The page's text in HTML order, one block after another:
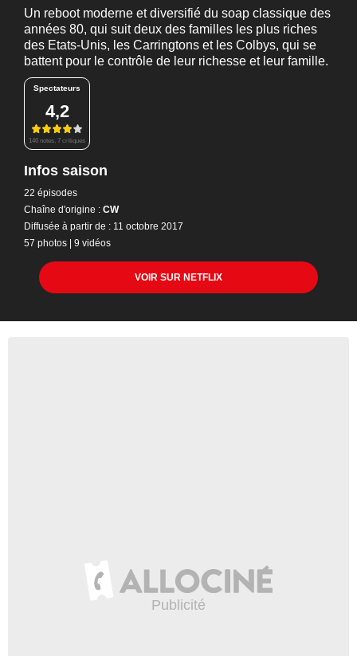
Un reboot moderne et diversifié du soap classique des
années 80, qui suit deux des familles les plus riches
des Etats-Unis, les Carringtons et les Colbys, qui se
battent pour le contrôle de leur richesse et leur famille.
Spectateurs
4,2
146 notes, 7 critiques
Infos saison
22 épisodes
Chaîne d'origine : CW
Diffusée à partir de : 11 octobre 2017
57 photos | 9 vidéos
VOIR SUR NETFLIX